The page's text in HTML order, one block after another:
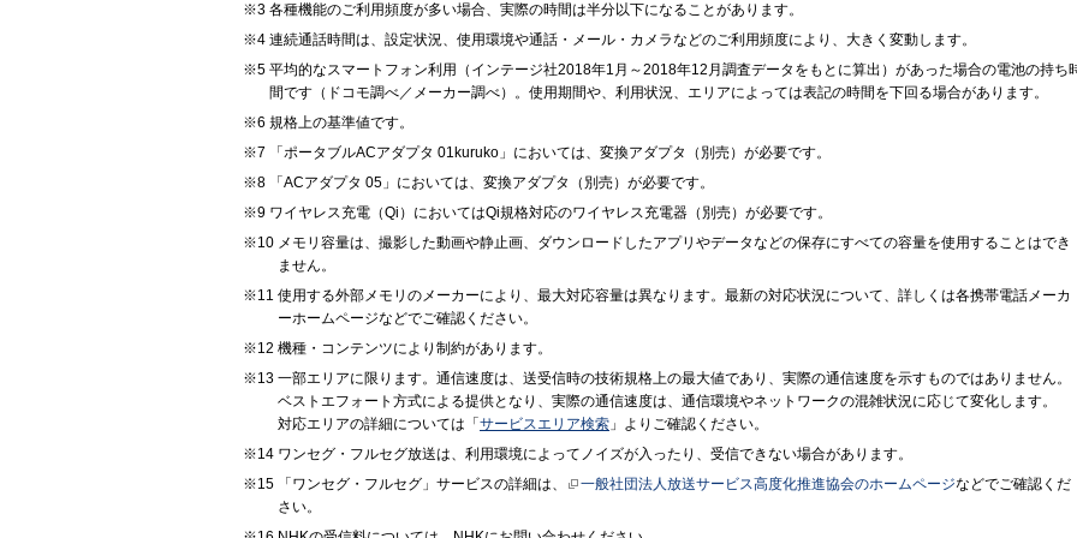
各種機能のご利用頻度が多い場合、実際の時間は半分以下になることがあります。
連続通話時間は、設定状況、使用環境や通話・メール・カメラなどのご利用頻度により、大きく変動します。
平均的なスマートフォン利用（インテージ社2018年1月～2018年12月調査データをもとに算出）があった場合の電池の持ち
間です（ドコモ調べ／メーカー調べ）。使用期間や、利用状況、エリアによっては表記の時間を下回る場合があります。
規格上の基準値です。
「ポータブルACアダプタ 01kuruko」においては、変換アダプタ（別売）が必要です。
「ACアダプタ 05」においては、変換アダプタ（別売）が必要です。
ワイヤレス充電（Qi）においてはQi規格対応のワイヤレス充電器（別売）が必要です。
メモリ容量は、撮影した動画や静止画、ダウンロードしたアプリやデータなどの保存にすべての容量を使用することはでき
ません。
使用する外部メモリのメーカーにより、最大対応容量は異なります。最新の対応状況について、詳しくは各携帯電話メーカ
ーホームページなどでご確認ください。
機種・コンテンツにより制約があります。
一部エリアに限ります。通信速度は、送受信時の技術規格上の最大値であり、実際の通信速度を示すものではありません。
ベストエフォート方式による提供となり、実際の通信速度は、通信環境やネットワークの混雑状況に応じて変化します。
対応エリアの詳細については「 サービスエリア検索 」よりご確認ください。
ワンセグ・フルセグ放送は、利用環境によってノイズが入ったり、受信できない場合があります。
「ワンセグ・フルセグ」サービスの詳細は、
一般社団法人放送サービス高度化推進協会のホームページなどでご確認くだ
さい。